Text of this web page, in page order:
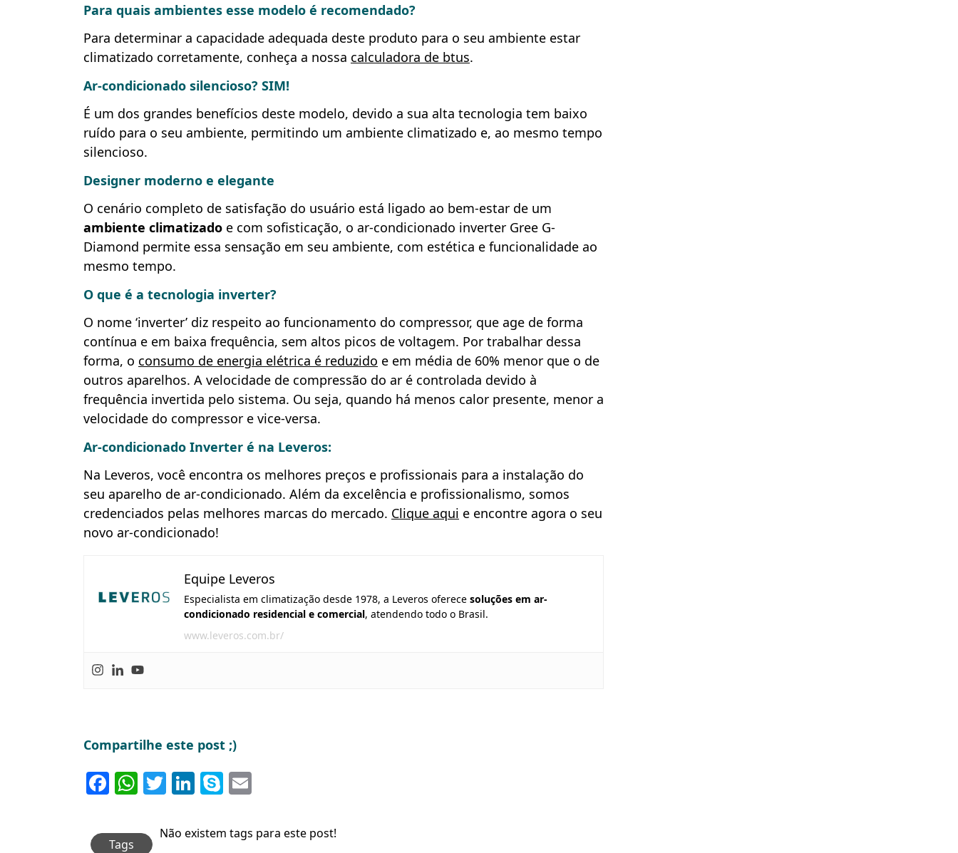
Para quais ambientes esse modelo é recomendado?
Para determinar a capacidade adequada deste produto para o seu ambiente estar
climatizado corretamente, conheça a nossa calculadora de btus.
Ar-condicionado silencioso? SIM!
É um dos grandes benefícios deste modelo, devido a sua alta tecnologia tem baixo
ruído para o seu ambiente, permitindo um ambiente climatizado e, ao mesmo tempo
silencioso.
Designer moderno e elegante
O cenário completo de satisfação do usuário está ligado ao bem-estar de um
ambiente climatizado e com sofisticação, o ar-condicionado inverter Gree G-
Diamond permite essa sensação em seu ambiente, com estética e funcionalidade ao
mesmo tempo.
O que é a tecnologia inverter?
O nome ‘inverter’ diz respeito ao funcionamento do compressor, que age de forma
contínua e em baixa frequência, sem altos picos de voltagem. Por trabalhar dessa
forma, o consumo de energia elétrica é reduzido e em média de 60% menor que o de
outros aparelhos. A velocidade de compressão do ar é controlada devido à
frequência invertida pelo sistema. Ou seja, quando há menos calor presente, menor a
velocidade do compressor e vice-versa.
Ar-condicionado Inverter é na Leveros:
Na Leveros, você encontra os melhores preços e profissionais para a instalação do
seu aparelho de ar-condicionado. Além da excelência e profissionalismo, somos
credenciados pelas melhores marcas do mercado. Clique aqui e encontre agora o seu
novo ar-condicionado!
Equipe Leveros
Especialista em climatização desde 1978, a Leveros oferece soluções em ar-
condicionado residencial e comercial, atendendo todo o Brasil.
www.leveros.com.br/
Compartilhe este post ;)
Facebook
WhatsApp
Twitter
LinkedIn
Skype
Tags
Não existem tags para este post!